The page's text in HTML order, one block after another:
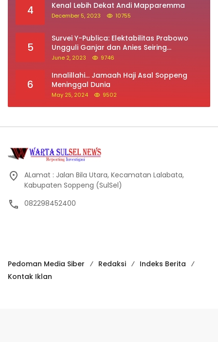
4 Kenal Lebih Dekat Andi Mapparemma
December 5, 2023 10755
5
Survei Y-Publica: Elektabilitas Prabowo
Ungguli Ganjar dan Anies Seiring
Kepuasan Terhadap Jokowi Naik
June 2, 2023 9746
6
Innalillahi… Jamaah Haji Asal Soppeng
Meninggal Dunia
May 25, 2024 9502
ALamat : Jalan Bila Utara, Kecamatan Lalabata,
Kabupaten Soppeng (SulSel)
082298452400
Pedoman Media Siber Redaksi
Indeks Berita
Kontak Iklan